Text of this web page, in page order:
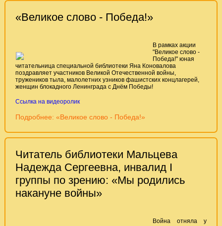
«Великое слово - Победа!»
В рамках акции
"Великое слово -
Победа!" юная
читательница специальной библиотеки Яна Коновалова
поздравляет участников Великой Отечественной войны,
тружеников тыла, малолетних узников фашистских концлагерей,
женщин блокадного Ленинграда с Днём Победы!
Ссылка на видеоролик
Подробнее: «Великое слово - Победа!»
Читатель библиотеки Мальцева
Надежда Сергеевна, инвалид I
группы по зрению: «Мы родились
накануне войны»
Война отняла у